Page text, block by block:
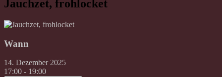
Jauchzet, frohlocket
Wann
14. Dezember 2025
17:00 - 19:00